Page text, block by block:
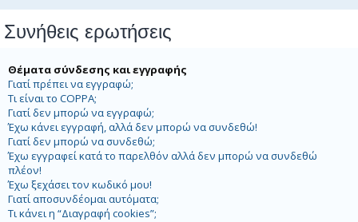
ν
Συνήθεις ερωτήσεις
Θέματα σύνδεσης και εγγραφής
Γιατί πρέπει να εγγραφώ;
Τι είναι το COPPA;
Γιατί δεν μπορώ να εγγραφώ;
Έχω κάνει εγγραφή, αλλά δεν μπορώ να συνδεθώ!
Γιατί δεν μπορώ να συνδεθώ;
Έχω εγγραφεί κατά το παρελθόν αλλά δεν μπορώ να συνδεθώ
πλέον!
Έχω ξεχάσει τον κωδικό μου!
Γιατί αποσυνδέομαι αυτόματα;
Τι κάνει η “Διαγραφή cookies”;